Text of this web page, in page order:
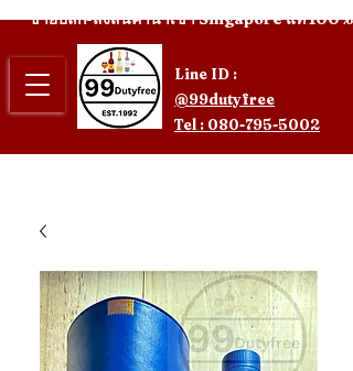
Line ID :
@99dutyfree
Tel : 080-795-5002
ขายปลีก-ส่งสินค้านำเข้า Singapore แท้ 100%